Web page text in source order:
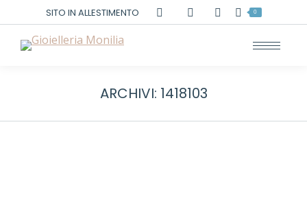
SITO IN ALLESTIMENTO Cerca: 0
ARCHIVI: 1418103